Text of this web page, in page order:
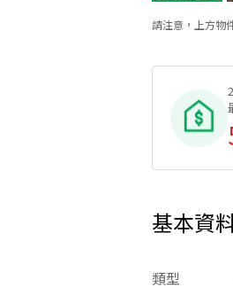
請注意，上方物
基本資
類型